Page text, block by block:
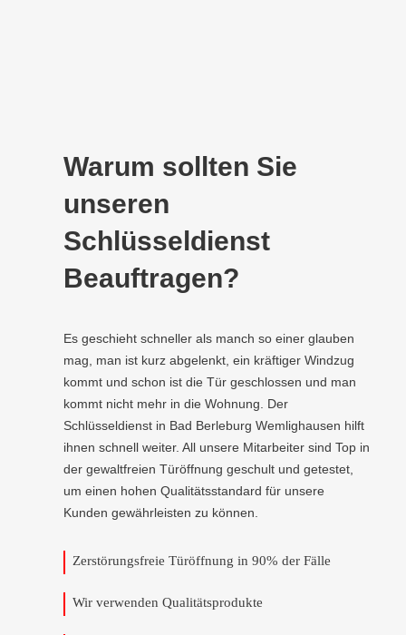
Warum sollten Sie
unseren
Schlüsseldienst
Beauftragen?
Es geschieht schneller als manch so einer glauben
mag, man ist kurz abgelenkt, ein kräftiger Windzug
kommt und schon ist die Tür geschlossen und man
kommt nicht mehr in die Wohnung. Der
Schlüsseldienst in Bad Berleburg Wemlighausen hilft
ihnen schnell weiter. All unsere Mitarbeiter sind Top in
der gewaltfreien Türöffnung geschult und getestet,
um einen hohen Qualitätsstandard für unsere
Kunden gewährleisten zu können.
Zerstörungsfreie Türöffnung in 90% der Fälle
Wir verwenden Qualitätsprodukte